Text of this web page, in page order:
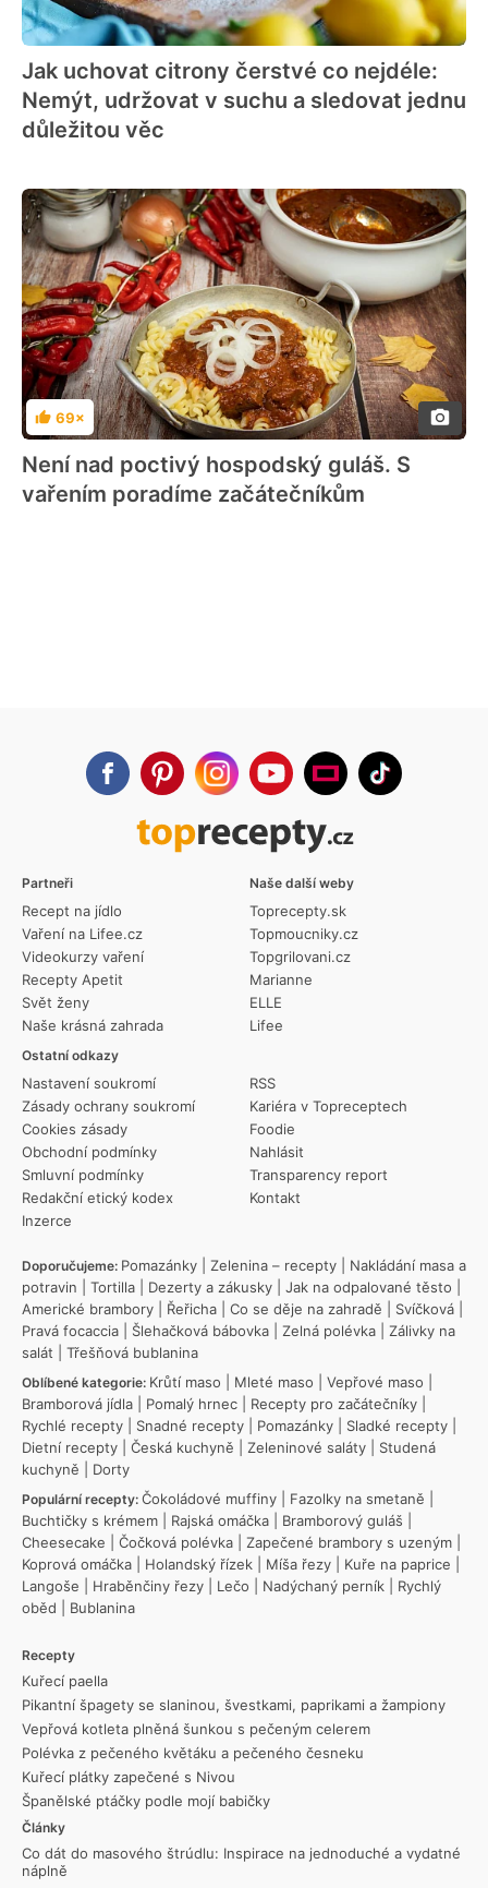
Jak uchovat citrony čerstvé co nejdéle:
Nemýt, udržovat v suchu a sledovat jednu
důležitou věc
Hodnocení
69×
Není nad poctivý hospodský guláš. S
vařením poradíme začátečníkům
Partneři
Recept na jídlo
Vaření na Lifee.cz
Videokurzy vaření
Recepty Apetit
Svět ženy
Naše krásná zahrada
Ostatní odkazy
Nastavení soukromí
Zásady ochrany soukromí
Cookies zásady
Obchodní podmínky
Smluvní podmínky
Redakční etický kodex
Inzerce
RSS
Kariéra v Topreceptech
Foodie
Nahlásit
Transparency report
Kontakt
Naše další weby
Toprecepty.sk
Topmoucniky.cz
Topgrilovani.cz
Marianne
ELLE
Lifee
Doporučujeme: Pomazánky Zelenina – recepty
Nakládání masa a
potravin
Tortilla Dezerty a zákusky Jak na odpalované těsto
Americké brambory
Řeřicha Co se děje na zahradě Svíčková
Pravá focaccia
Šlehačková bábovka Zelná polévka
Zálivky na
salát
Třešňová bublanina
Oblíbené kategorie: Krůtí maso Mleté maso Vepřové maso
Bramborová jídla
Pomalý hrnec Recepty pro začátečníky
Rychlé recepty
Snadné recepty Pomazánky Sladké recepty
Dietní recepty
Česká kuchyně Zeleninové saláty
Studená
kuchyně
Dorty
Populární recepty: Čokoládové muffiny Fazolky na smetaně
Buchtičky s krémem
Rajská omáčka Bramborový guláš
Cheesecake
Čočková polévka Zapečené brambory s uzeným
Koprová omáčka
Holandský řízek Míša řezy Kuře na paprice
Langoše
Hraběnčiny řezy Lečo Nadýchaný perník
Rychlý
oběd
Bublanina
Recepty
Kuřecí paella
Pikantní špagety se slaninou, švestkami, paprikami a žampiony
Vepřová kotleta plněná šunkou s pečeným celerem
Polévka z pečeného květáku a pečeného česneku
Kuřecí plátky zapečené s Nivou
Španělské ptáčky podle mojí babičky
Články
Co dát do masového štrúdlu: Inspirace na jednoduché a vydatné
náplně